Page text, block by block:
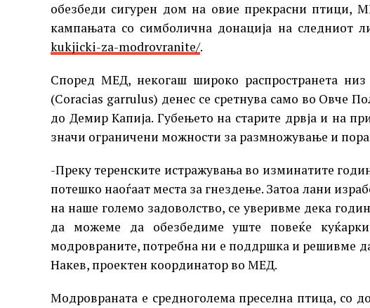
обезбеди сигурен дом на овие прекрасни птици,
кампањата со симболична донација на следниот
kukjicki-za-modrovranite/.
Според МЕД, некогаш широко распространета
(Coracias garrulus) денес се сретнува само во Овче
до Демир Капија. Губењето на старите дрвја и на
значи ограничени можности за размножување и
-Преку теренските истражувања во изминатите
потешко наоѓаат места за гнездење. Затоа лани
на наше големо задоволство, се уверивме дека
да можеме да обезбедиме уште повеќе
модровраните, потребна ни е поддршка и решивме да
Накев, проектен координатор во МЕД.
Модровраната е средноголема преселна птица, со